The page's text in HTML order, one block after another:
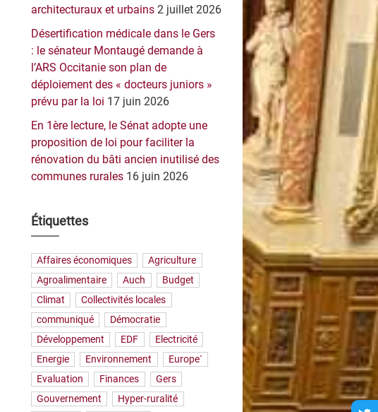
architecturaux et urbains 2 juillet 2026
Désertification médicale dans le Gers
: le sénateur Montaugé demande à
l’ARS Occitanie son plan de
déploiement des « docteurs juniors »
prévu par la loi 17 juin 2026
En 1ère lecture, le Sénat adopte une
proposition de loi pour faciliter la
rénovation du bâti ancien inutilisé des
communes rurales 16 juin 2026
Étiquettes
Affaires économiques
Agriculture
Agroalimentaire
Auch
Budget
Climat
Collectivités locales
communiqué
Démocratie
Développement
EDF
Electricité
Energie
Environnement
Europe`
Evaluation
Finances
Gers
Gouvernement
Hyper-ruralité